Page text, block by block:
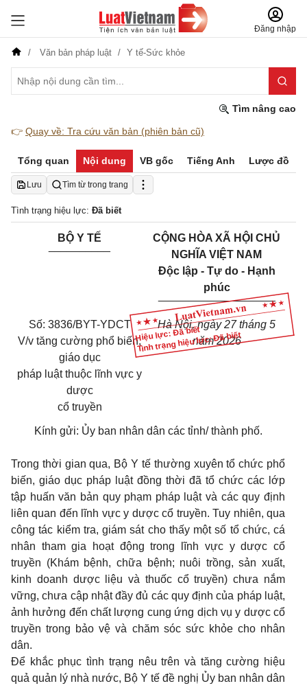
Đăng nhập
Văn bản pháp luật Y tế-Sức khỏe
Tìm nâng cao
👉 Quay về: Tra cứu văn bản (phiên bản cũ)
Tổng quan Nội dung VB gốc Tiếng Anh Lược đồ
Lưu Tìm từ trong trang
Tình trạng hiệu lực: Đã biết
Hiệu lực: Đã biết
Tình trạng hiệu lực: Đã biết
BỘ Y TẾ
__________
CỘNG HÒA XÃ HỘI CHỦ
NGHĨA VIỆT NAM
Độc lập - Tự do - Hạnh
phúc
___________________
Số: 3836/BYT-YDCT
V/v tăng cường phổ biến,
giáo dục
pháp luật thuộc lĩnh vực y
dược
cổ truyền
Hà Nội, ngày 27 tháng 5
năm 2026
Kính gửi: Ủy ban nhân dân các tỉnh/ thành phố.
Trong thời gian qua, Bộ Y tế thường xuyên tổ chức phổ
biến, giáo dục pháp luật đồng thời đã tổ chức các lớp
tập huấn văn bản quy phạm pháp luật và các quy định
liên quan đến lĩnh vực y dược cổ truyền. Tuy nhiên, qua
công tác kiểm tra, giám sát cho thấy một số tổ chức, cá
nhân tham gia hoạt động trong lĩnh vực y dược cổ
truyền (Khám bệnh, chữa bệnh; nuôi trồng, sản xuất,
kinh doanh dược liệu và thuốc cổ truyền) chưa nắm
vững, chưa cập nhật đầy đủ các quy định của pháp luật,
ảnh hưởng đến chất lượng cung ứng dịch vụ y dược cổ
truyền trong bảo vệ và chăm sóc sức khỏe cho nhân
dân.
Để khắc phục tình trạng nêu trên và tăng cường hiệu
quả quản lý nhà nước, Bộ Y tế đề nghị Ủy ban nhân dân